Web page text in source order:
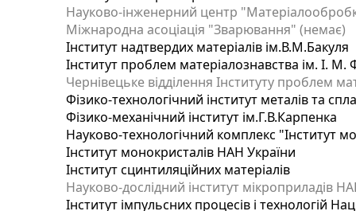
Науково-інженерний центр
Міжнародна асоціація "Зварювання" (немає)
Інститут надтвердих матеріалів ім.В.М.Бакуля
Інститут проблем матеріалознавства ім. І.
Чернівецьке відділення Інституту проблем
Фізико-технологічний інститут металів та
Фізико-механічний інститут ім.Г.В.Карпенка
Науково-технологічний комплекс "Інститут
Інститут монокристалів НАН України
Інститут сцинтиляційних матеріалів
Науково-дослідний інститут мікроприладів
Інститут імпульсних процесів і технологій